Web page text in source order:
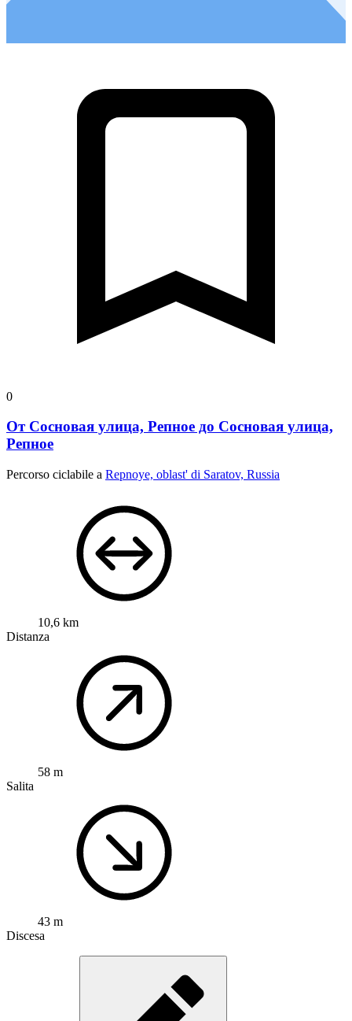
0
От Сосновая улица, Репное до Сосновая улица,
Репное
Percorso ciclabile a Repnoye, oblast' di Saratov, Russia
10,6 km
Distanza
58 m
Salita
43 m
Discesa